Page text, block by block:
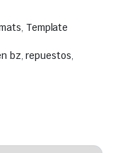
, Template
bz, repuestos,